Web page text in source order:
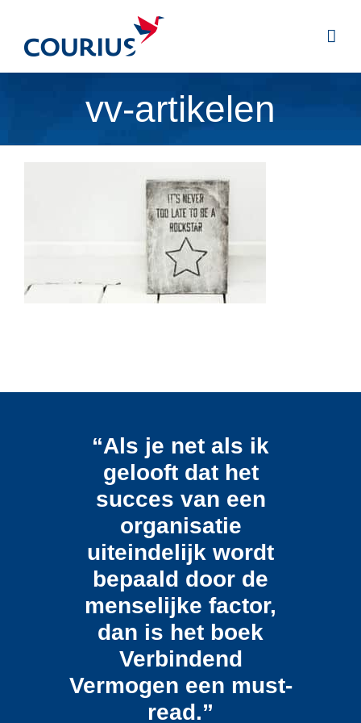
vv-artikelen
“Als je net als ik
gelooft dat het
succes van een
organisatie
uiteindelijk wordt
bepaald door de
menselijke factor,
dan is het boek
Verbindend
Vermogen een must-
read.”